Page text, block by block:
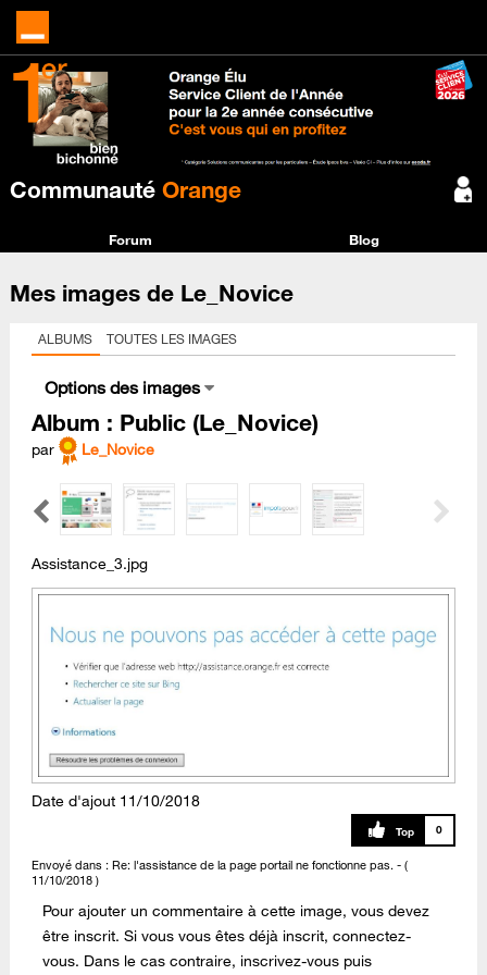
Communauté Orange
Forum Blog
Mes images de Le_Novice
ALBUMS TOUTES LES IMAGES
Options des images
Album : Public (Le_Novice)
par Le_Novice
Assistance_3.jpg
Date d'ajout ‎11/10/2018
0
Envoyé dans : Re: l'assistance de la page portail ne fonctionne pas. - (
‎11/10/2018 )
Pour ajouter un commentaire à cette image, vous devez
être inscrit. Si vous vous êtes déjà inscrit, connectez-
vous. Dans le cas contraire, inscrivez-vous puis